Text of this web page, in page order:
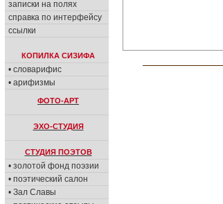
записки на полях
справка по интерфейсу
ссылки
КОПИЛКА СИЗИФА
• словарифис
• арифизмы
ФОТО-АРТ
ЭХО-СТУДИЯ
СТУДИЯ ПОЭТОВ
• золотой фонд поэзии
• поэтический салон
• Зал Славы